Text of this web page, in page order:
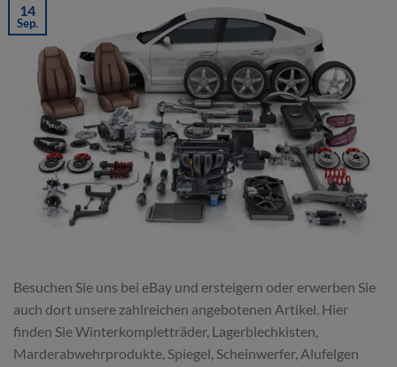
14
Sep.
Besuchen Sie uns bei eBay und ersteigern oder erwerben Sie
auch dort unsere zahlreichen angebotenen Artikel. Hier
finden Sie Winterkompletträder, Lagerblechkisten,
Marderabwehrprodukte, Spiegel, Scheinwerfer, Alufelgen